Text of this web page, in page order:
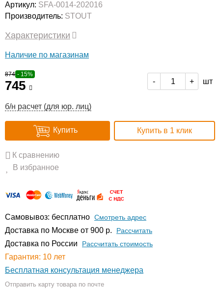
Артикул: SFA-0014-202016
Производитель: STOUT
Характеристики
Наличие по магазинам
874 - 15%
745 - + шт
б/н расчет (для юр. лиц)
Купить Купить в 1 клик
К сравнению
В избранное
Самовывоз: бесплатно Смотреть адрес
Доставка по Москве от 900 р. Расcчитать
Доставка по России Рассчитать стоимость
Гарантия: 10 лет
Бесплатная консультация менеджера
Отправить карту товара по почте